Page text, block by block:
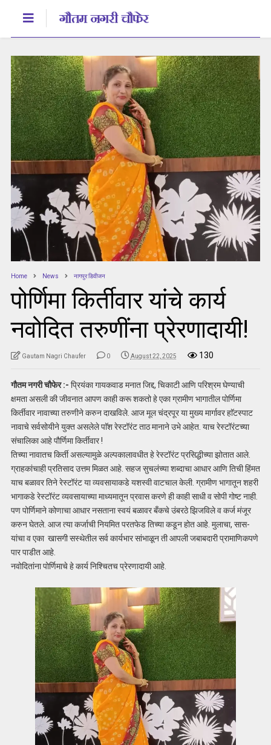
Home News नागपुर डिवीजन
पोर्णिमा किर्तीवार यांचे कार्य
नवोदित तरुणींना प्रेरणादायी!
Gautam Nagri Chaufer 0 August 22, 2025 130
गौतम नगरी चौफेर :- प्रियंका गायकवाड मनात जिद्द, चिकाटी आणि परिश्रम घेण्याची
क्षमता असली की जीवनात आपण काही करू शकतो हे एका ग्रामीण भागातील पोर्णिमा
किर्तीवार नावाच्या तरुणीने करुन दाखविले. आज मूल चंद्रपूर या मुख्य मार्गावर हाॅटस्पाट
नावाचे सर्वसोयीने युक्त असलेले पाॅश रेस्टॉरंट ताठ मानाने उभे आहेत. याच रेस्टॉरंटच्या
संचालिका आहे पौर्णिमा किर्तीवार !
तिच्या नावातच किर्ती असल्यामुळे अल्पकालावधीत हे रेस्टॉरंट प्रसिद्धीच्या झोतात आले.
ग्राहकांचाही प्रतिसाद उत्तम मिळत आहे. सहज सुचलंच्या शब्दाचा आधार आणि तिची हिंमत
याच बळावर तिने रेस्टॉरंट या व्यवसायाकडे यशस्वी वाटचाल केली. ग्रामीण भागातून शहरी
भागाकडे रेस्टॉरंट व्यवसायाच्या माध्यमातून प्रवास करणे ही काही साधी व सोपी गोष्ट नाही.
पण पोर्णिमाने कोणाचा आधार नसताना स्वयं बळावर बँकचे उंबरठे झिजविले व कर्ज मंजूर
करुन घेतले. आज त्या कर्जाची नियमित परतफेड तिच्या कडून होत आहे. मुलाचा, सास-
यांचा व एका खासगी सस्थेतील सर्व कार्यभार सांभाळून ती आपली जबाबदारी प्रामाणिकपणे
पार पाडीत आहे.
नवोदितांना पोर्णिमाचे हे कार्य निश्चितच प्रेरणादायी आहे.